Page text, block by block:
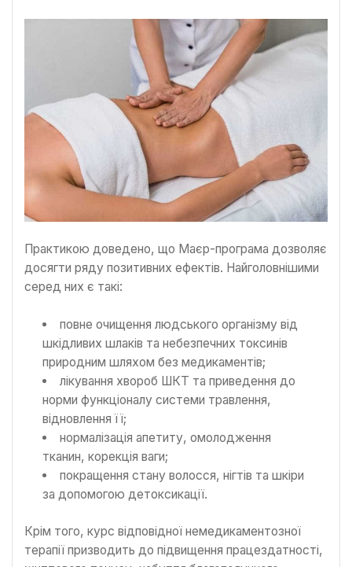
Практикою доведено, що Маєр-програма дозволяє
досягти ряду позитивних ефектів. Найголовнішими
серед них є такі:
повне очищення людського організму від
шкідливих шлаків та небезпечних токсинів
природним шляхом без медикаментів;
лікування хвороб ШКТ та приведення до
норми функціоналу системи травлення,
відновлення її;
нормалізація апетиту, омолодження
тканин, корекція ваги;
покращення стану волосся, нігтів та шкіри
за допомогою детоксикації.
Крім того, курс відповідної немедикаментозної
терапії призводить до підвищення працездатності,